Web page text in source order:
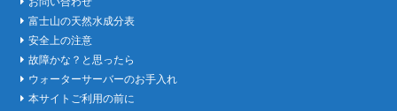
富士山の天然水成分表
安全上の注意
故障かな？と思ったら
ウォーターサーバーのお手入れ
本サイトご利用の前に